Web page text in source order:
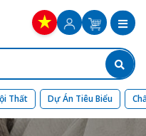
Thất Dự Án Tiêu Biểu